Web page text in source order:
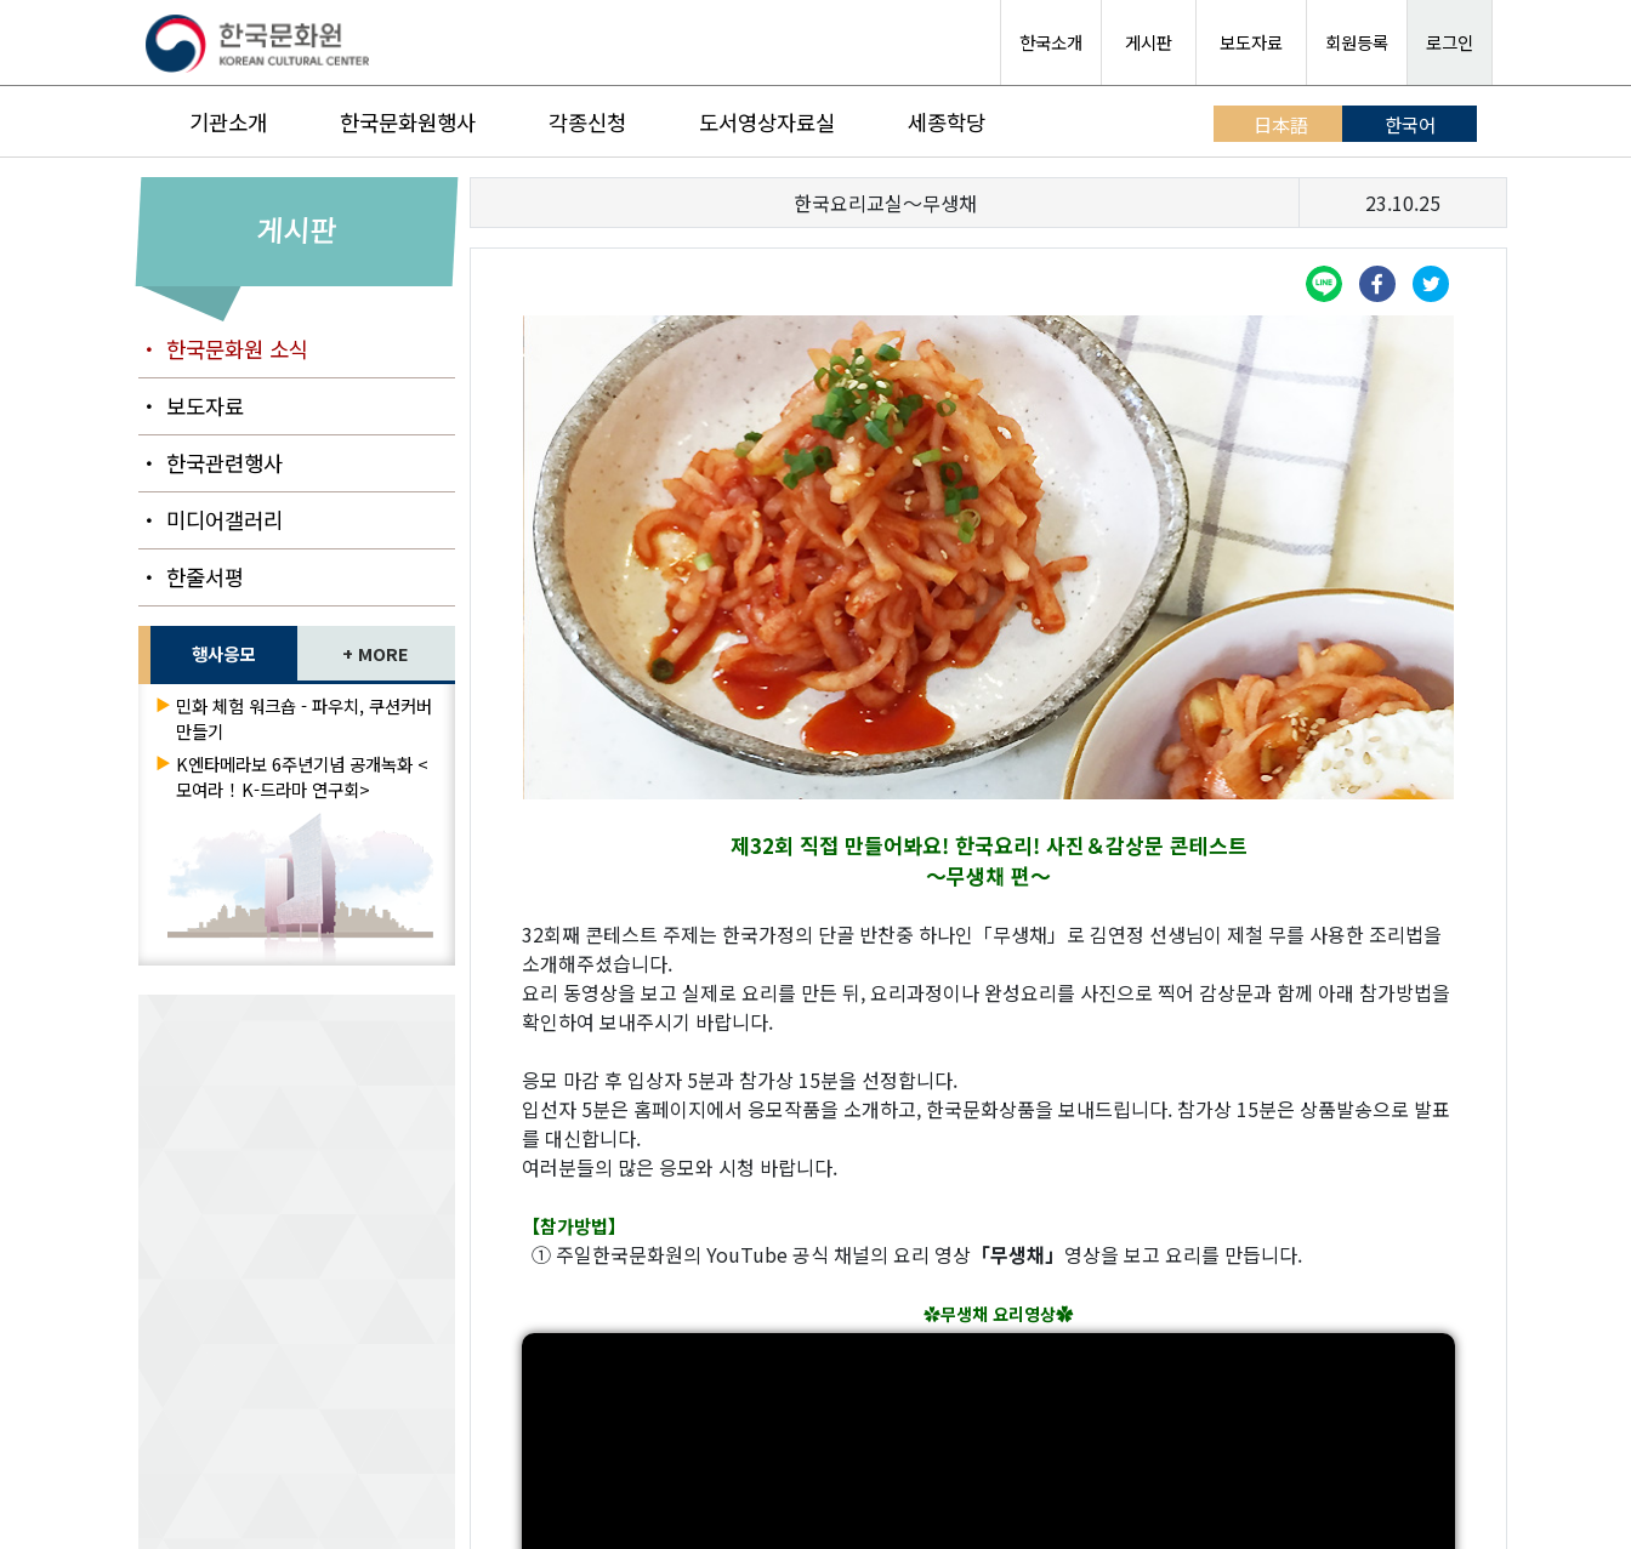
한국소개 게시판 보도자료 회원등록 로그인
기관소개 한국문화원행사 각종신청 도서영상자료실 세종학당 日本語 한국어
게시판
・ 한국문화원 소식
・ 보도자료
・ 한국관련행사
・ 미디어갤러리
・ 한줄서평
행사응모 + MORE
▶ 민화 체험 워크숍 - 파우치, 쿠션커버
만들기
▶ K엔타메라보 6주년기념 공개녹화 <
모여라！K-드라마 연구회>
한국요리교실〜무생채 23.10.25
제32회 직접 만들어봐요! 한국요리! 사진＆감상문 콘테스트
～무생채 편～
32회째 콘테스트 주제는 한국가정의 단골 반찬중 하나인「무생채」로 김연정 선생님이 제철 무를 사용한 조리법을
소개해주셨습니다.
요리 동영상을 보고 실제로 요리를 만든 뒤, 요리과정이나 완성요리를 사진으로 찍어 감상문과 함께 아래 참가방법을
확인하여 보내주시기 바랍니다.
응모 마감 후 입상자 5분과 참가상 15분을 선정합니다.
입선자 5분은 홈페이지에서 응모작품을 소개하고, 한국문화상품을 보내드립니다. 참가상 15분은 상품발송으로 발표
를 대신합니다.
여러분들의 많은 응모와 시청 바랍니다.
【참가방법】
① 주일한국문화원의 YouTube 공식 채널의 요리 영상 「무생채」 영상을 보고 요리를 만듭니다.
✿무생채 요리영상✿